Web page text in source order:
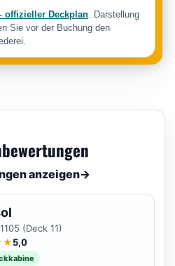
offizieller Deckplan. Darstellung
Sie vor der Buchung den
anzeigen→
(Deck 11)
5,0